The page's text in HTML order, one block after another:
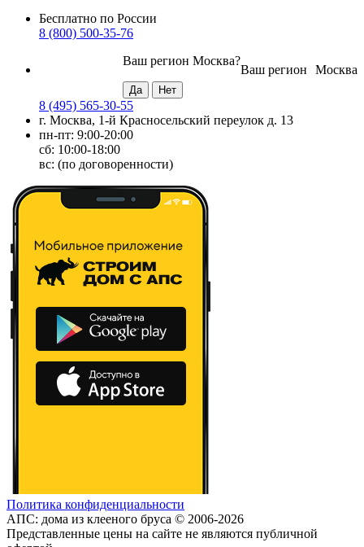
Бесплатно по России
8 (800) 500-35-76
Москва
Ваш регион
Ваш регион Москва?
8 (495) 565-30-55
г. Москва, 1-й Красносельский переулок д. 13
пн-пт: 9:00-20:00
сб: 10:00-18:00
вс: (по договоренности)
Политика конфиденциальности
АПС: дома из клееного бруса © 2006-2026
Представленные цены на сайте не являются публичной